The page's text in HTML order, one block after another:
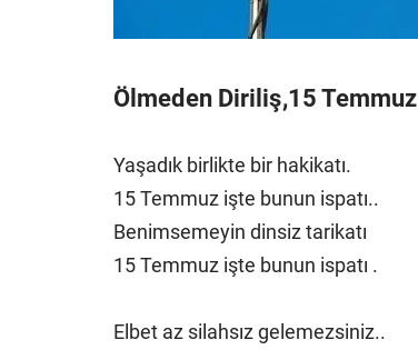
Ölmeden Diriliş,15 Temmuz
Yaşadık birlikte bir hakikatı.
15 Temmuz işte bunun ispatı..
Benimsemeyin dinsiz tarikatı
15 Temmuz işte bunun ispatı .
Elbet az silahsız gelemezsiniz..